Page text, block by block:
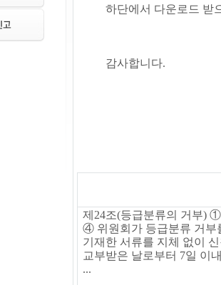
하단에서 다운로드 받
감사합니다.
제 24조(등급분류의 거부)
④ 위원회가 등급분류 거
기재한 서류를 지체 없이
교부받은 날로부터 7일 이
...